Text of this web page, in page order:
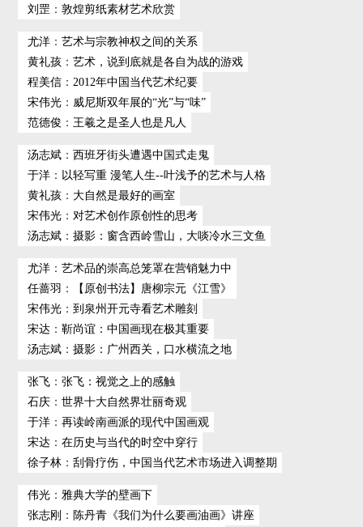
刘罡 ： 敦煌剪纸素材艺术欣赏
尤洋 ： 艺术与宗教神权之间的关系
黄礼孩 ： 艺术，说到底就是各自为战的游戏
程美信 ： 2012年中国当代艺术纪要
宋伟光 ： 威尼斯双年展的“光”与“味”
范德俊 ： 王羲之是圣人也是凡人
汤志斌 ： 西班牙街头遭遇中国式走鬼
于洋 ： 以轻写重 漫笔人生--叶浅予的艺术与人格
黄礼孩 ： 大自然是最好的画室
宋伟光 ： 对艺术创作原创性的思考
汤志斌 ： 摄影：窗含西岭雪山，大啖冷水三文鱼
尤洋 ： 艺术品的崇高总笼罩在营销魅力中
任蔷羽 ：
【原创书法】唐柳宗元《江雪》
宋伟光 ： 到泉州开元寺看艺术雕刻
宋达 ： 靳尚谊：中国画现在极其重要
汤志斌 ： 摄影：广州西关，口水横流之地
张飞 ： 张飞：视觉之上的感触
石庆 ： 世界十大自然界壮丽奇观
于洋 ： 再读岭南画派的现代中国画观
宋达 ： 在历史与当代的时空中穿行
徐子林 ： 刮骨疗伤，中国当代艺术市场进入调整期
伟光 ： 雅典大学的壁画下
张志刚 ： 陈丹青《我们为什么要画油画》讲座